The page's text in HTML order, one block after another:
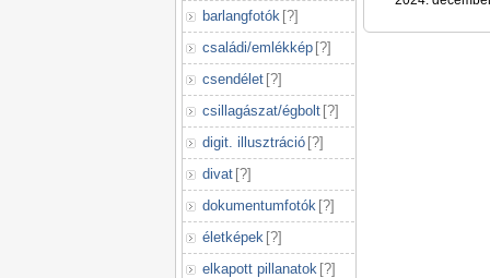
barlangfotók [?]
családi/emlékkép [?]
csendélet [?]
csillagászat/égbolt [?]
digit. illusztráció [?]
divat [?]
dokumentumfotók [?]
életképek [?]
elkapott pillanatok [?]